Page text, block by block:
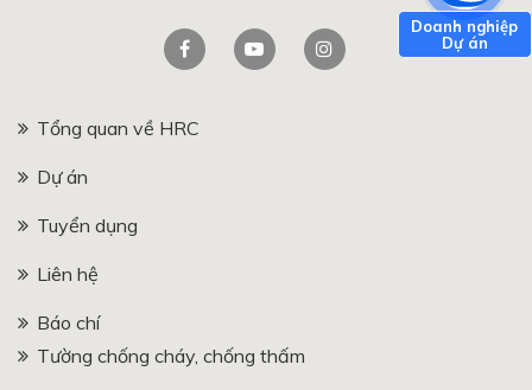
Tổng quan về HRC
Dự án
Tuyển dụng
Liên hệ
Báo chí
Tường chống cháy, chống thấm